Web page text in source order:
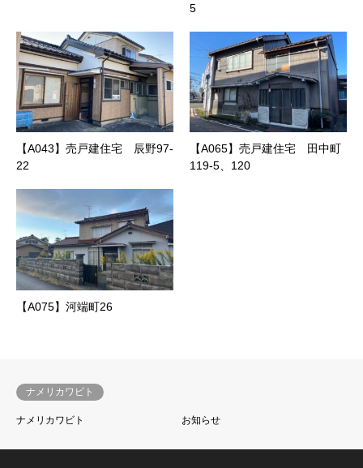
5
【A043】売戸建住宅 辰野97‐
22
【A065】売戸建住宅 田中町
119‐5、120
【A075】河端町26
ナメリカワビト
ナメリカワビト お知らせ